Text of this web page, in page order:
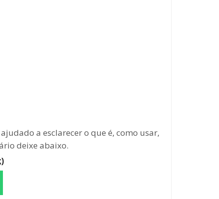
a esclarecer o que é, como usar,
deixe abaixo.